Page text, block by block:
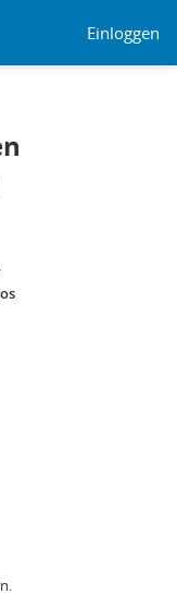
Einloggen